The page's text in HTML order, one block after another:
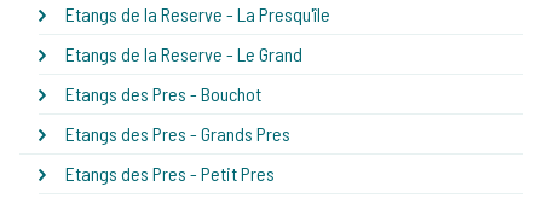
Etangs de la Reserve - La Presqu'île
Etangs de la Reserve - Le Grand
Etangs des Pres - Bouchot
Etangs des Pres - Grands Pres
Etangs des Pres - Petit Pres